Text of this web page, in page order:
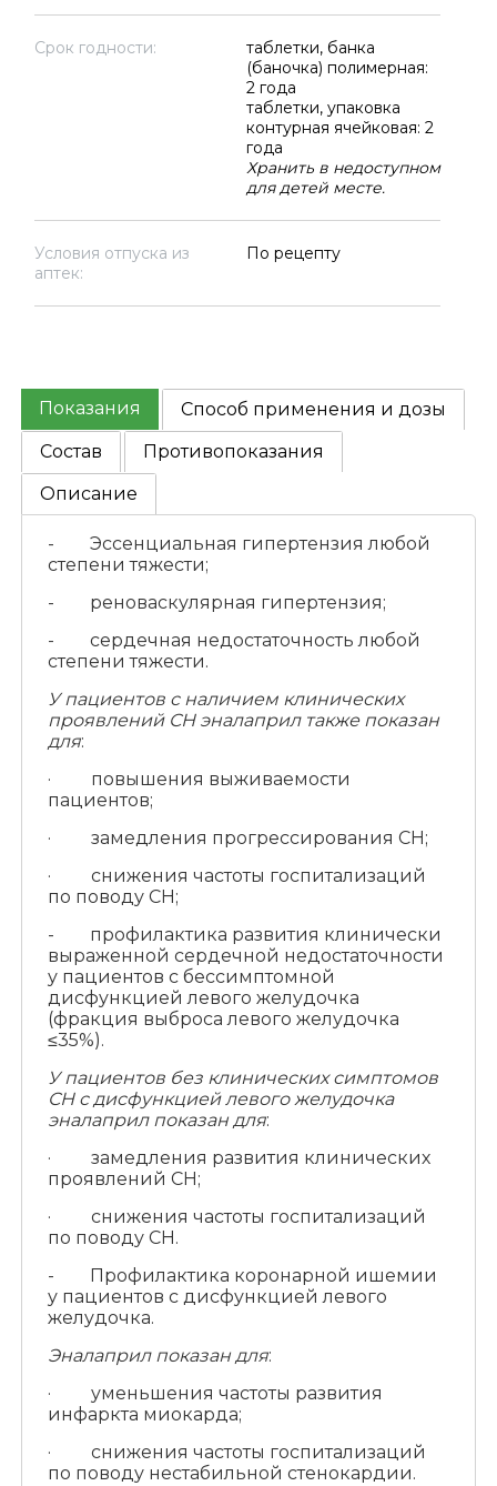
Срок годности:
таблетки, банка
(баночка) полимерная:
2 года
таблетки, упаковка
контурная ячейковая: 2
года
Хранить в недоступном
для детей месте.
Условия отпуска из
аптек:
По рецепту
Показания
Способ применения и дозы
Состав
Противопоказания
Описание
- Эссенциальная гипертензия любой
степени тяжести;
- реноваскулярная гипертензия;
- сердечная недостаточность любой
степени тяжести.
У пациентов с наличием клинических
проявлений СН эналаприл также показан
для:
· повышения выживаемости
пациентов;
· замедления прогрессирования СН;
· снижения частоты госпитализаций
по поводу СН;
- профилактика развития клинически
выраженной сердечной недостаточности
у пациентов с бессимптомной
дисфункцией левого желудочка
(фракция выброса левого желудочка
≤35%).
У пациентов без клинических симптомов
СН с дисфункцией левого желудочка
эналаприл показан для:
· замедления развития клинических
проявлений СН;
· снижения частоты госпитализаций
по поводу СН.
- Профилактика коронарной ишемии
у пациентов с дисфункцией левого
желудочка.
Эналаприл показан для:
· уменьшения частоты развития
инфаркта миокарда;
· снижения частоты госпитализаций
по поводу нестабильной стенокардии.